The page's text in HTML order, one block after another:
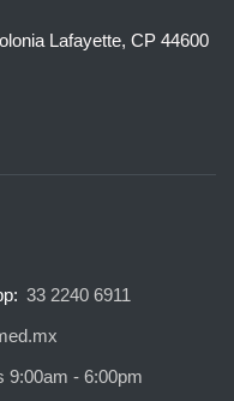
Lafayette, CP 44600
33 2240 6911
9:00am - 6:00pm